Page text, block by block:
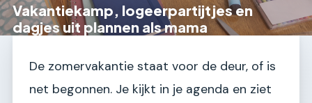
Vakantiekamp, logeerpartijtjes en
dagjes uit plannen als mama
De zomervakantie staat voor de deur, of is
net begonnen. Je kijkt in je agenda en ziet